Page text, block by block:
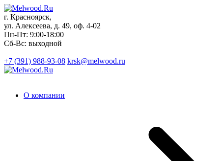
г. Красноярск,
ул. Алексеева, д. 49, оф. 4-02
Пн-Пт: 9:00-18:00
Сб-Вс: выходной
+7 (391) 988-93-08 krsk@melwood.ru
О компании